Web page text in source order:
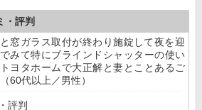
・評判
窓ガラス取付が終わり施錠して夜を迎
みて特にブラインドシャッターの使い
ヨタホームで大正解と妻とことあるご
60代以上／男性）
評判